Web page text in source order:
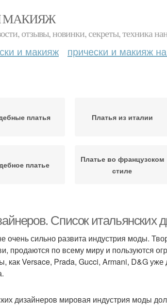
МАКИЯЖ
отзывы, новинки, секреты, техника
и макияж прически и макияж
платья Платья из италии
платье
Платье во французском
стиле
Список итальянских
очень сильно развита индустрия моды.
продаются по всему миру и пользуются
как Versace, Prada, Gucci, Armani, D&G
дизайнеров мировая индустрия моды